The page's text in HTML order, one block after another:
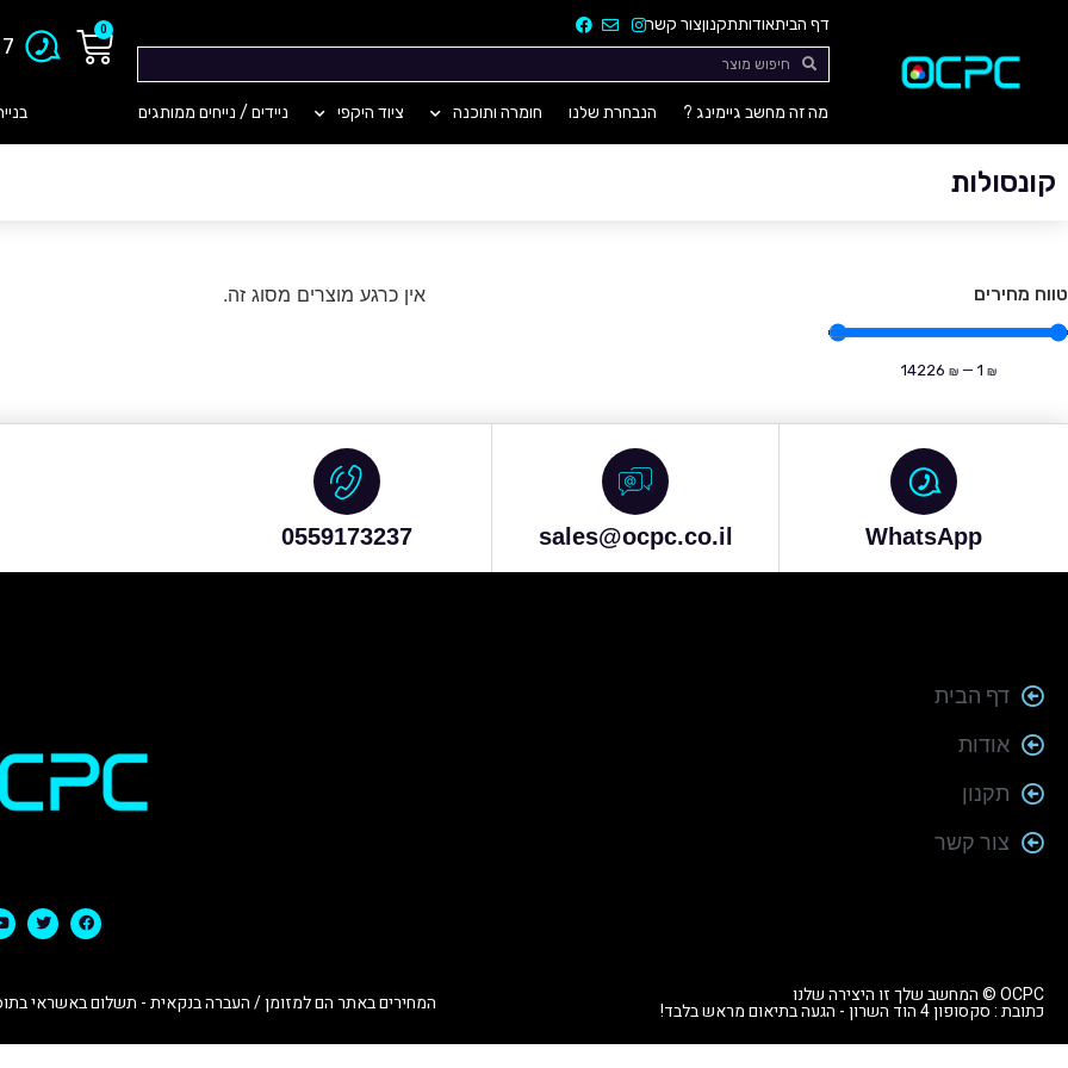
דף הביתאודותתקנוןצור קשר 0
מה זה מחשב גיימינג ? הנבחרת שלנו חומרה ותוכנה ציוד היקפי ניידים / נייחים ממותגים
קונסולות
טווח מחירים
₪
1
—
₪
14226
אין כרגע מוצרים מסוג זה.
WhatsApp
sales@ocpc.co.il
0559173237
דף הבית
אודות
תקנון
צור קשר
OCPC © המחשב שלך זו היצירה שלנו
כתובת : סקסופון 4 הוד השרון - הגעה בתיאום מראש בלבד! המחירים באתר הם למזומן / העברה בנקאית - תשלום באשראי